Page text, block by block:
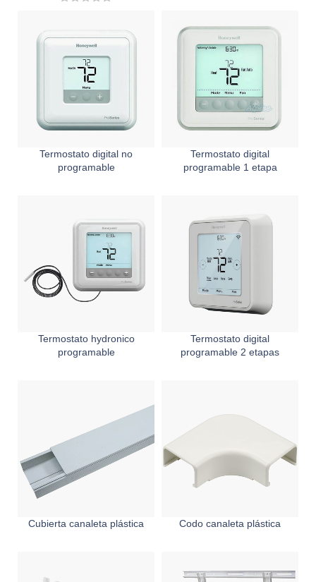
Termostato digital no
programable
Termostato digital
programable 1 etapa
Termostato hydronico
programable
Termostato digital
programable 2 etapas
Cubierta canaleta plástica Codo canaleta plástica